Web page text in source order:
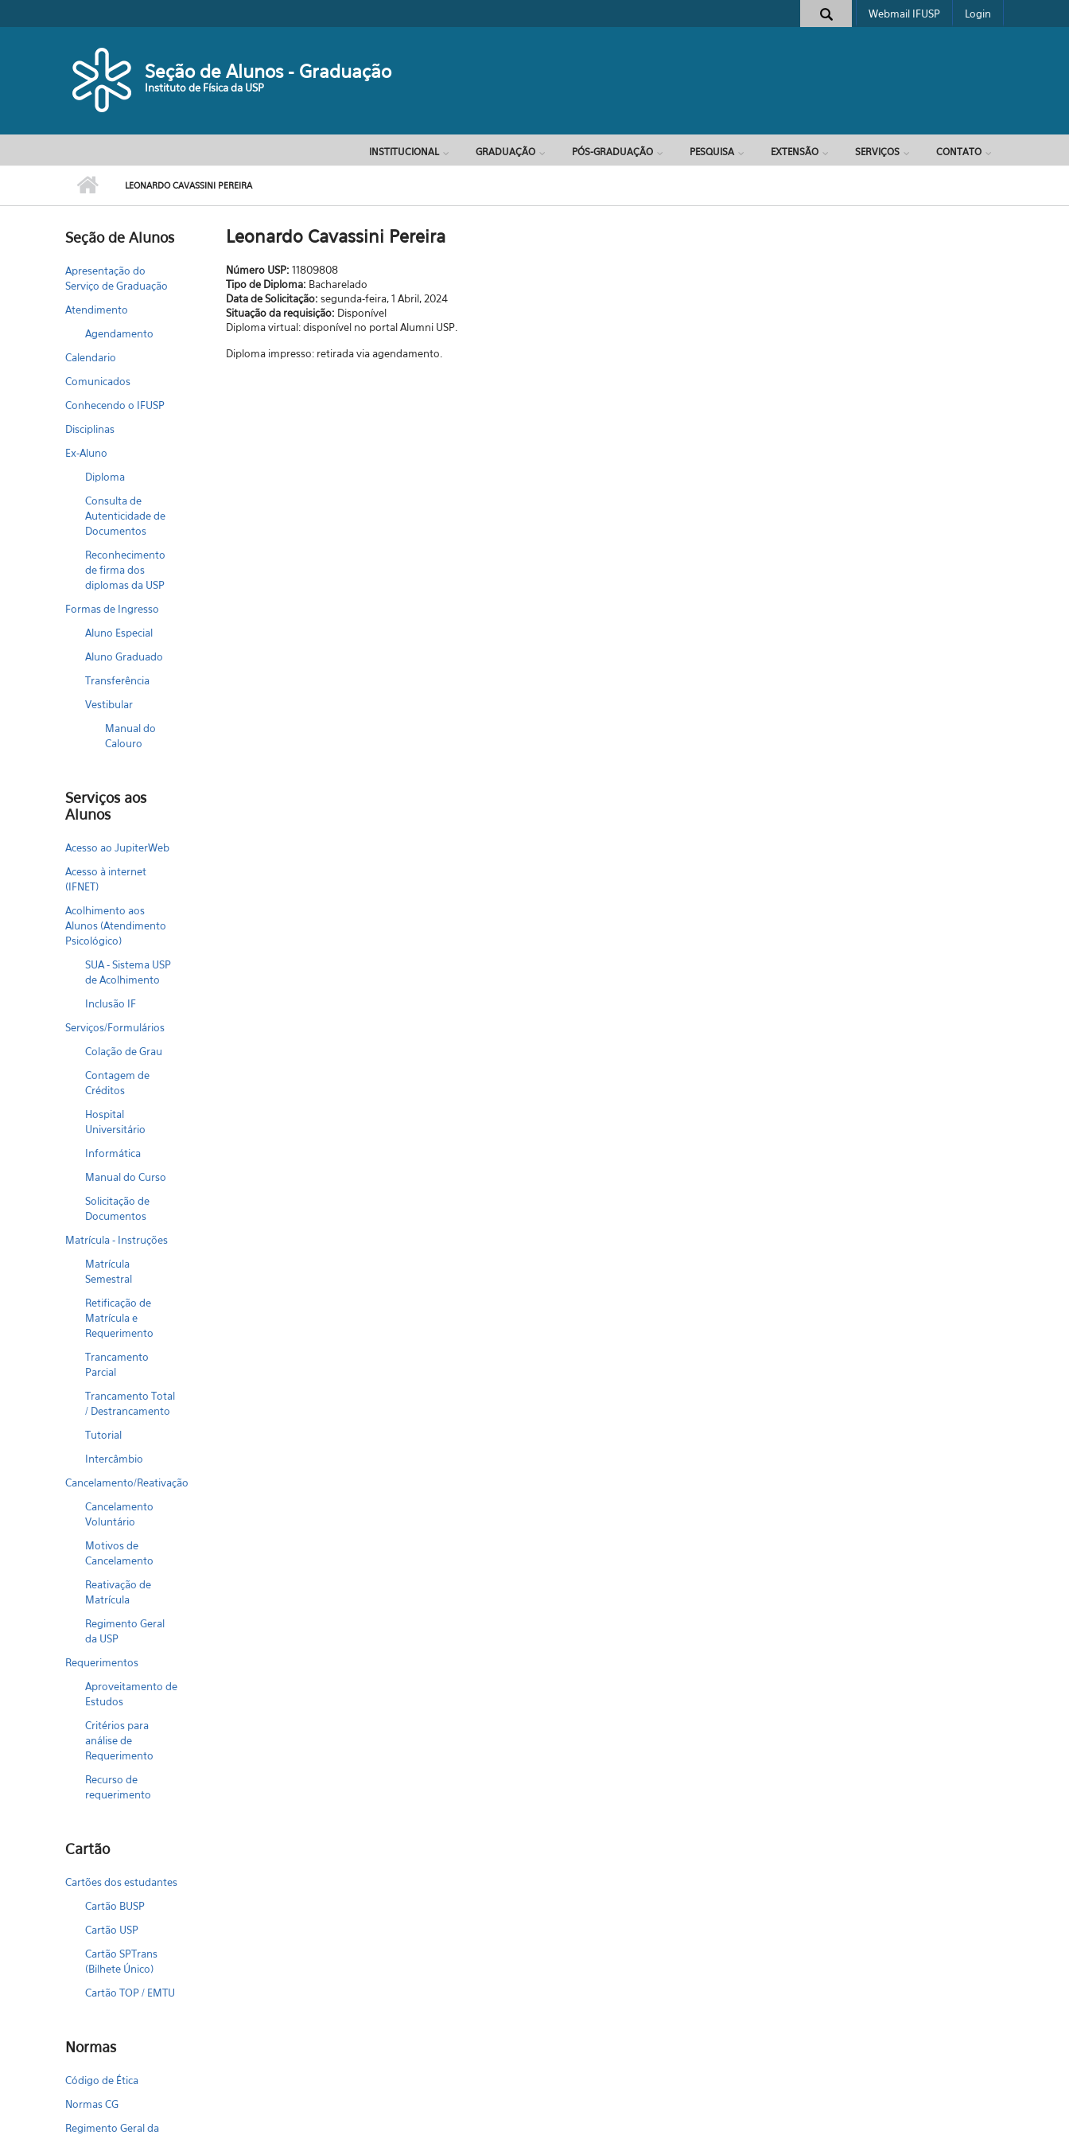
Formulário de busca
Webmail IFUSP Login
Seção de Alunos - Graduação
Instituto de Física da USP
INSTITUCIONAL GRADUAÇÃO PÓS-GRADUAÇÃO PESQUISA EXTENSÃO SERVIÇOS CONTATO
LEONARDO CAVASSINI PEREIRA
Seção de Alunos
Apresentação do
Serviço de Graduação
Atendimento
Agendamento
Calendario
Comunicados
Conhecendo o IFUSP
Disciplinas
Ex-Aluno
Diploma
Consulta de
Autenticidade de
Documentos
Reconhecimento
de firma dos
diplomas da USP
Formas de Ingresso
Aluno Especial
Aluno Graduado
Transferência
Vestibular
Manual do
Calouro
Serviços aos
Alunos
Acesso ao JupiterWeb
Acesso à internet
(IFNET)
Acolhimento aos
Alunos (Atendimento
Psicológico)
SUA - Sistema USP
de Acolhimento
Inclusão IF
Serviços/Formulários
Colação de Grau
Contagem de
Créditos
Hospital
Universitário
Informática
Manual do Curso
Solicitação de
Documentos
Matrícula - Instruções
Matrícula
Semestral
Retificação de
Matrícula e
Requerimento
Trancamento
Parcial
Trancamento Total
/ Destrancamento
Tutorial
Intercâmbio
Cancelamento/Reativação
Cancelamento
Voluntário
Motivos de
Cancelamento
Reativação de
Matrícula
Regimento Geral
da USP
Requerimentos
Aproveitamento de
Estudos
Critérios para
análise de
Requerimento
Recurso de
requerimento
Cartão
Cartões dos estudantes
Cartão BUSP
Cartão USP
Cartão SPTrans
(Bilhete Único)
Cartão TOP / EMTU
Normas
Código de Ética
Normas CG
Regimento Geral da
Leonardo Cavassini Pereira
Número USP: 11809808
Tipo de Diploma: Bacharelado
Data de Solicitação: segunda-feira, 1 Abril, 2024
Situação da requisição: Disponível
Diploma virtual: disponível no portal Alumni USP.
Diploma impresso: retirada via agendamento.